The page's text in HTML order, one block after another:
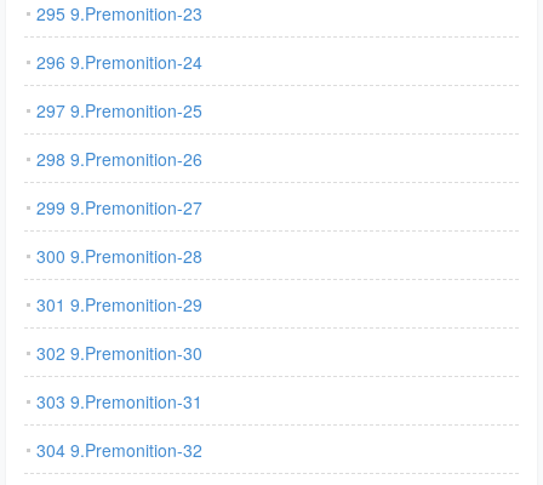
295 9.Premonition-23
296 9.Premonition-24
297 9.Premonition-25
298 9.Premonition-26
299 9.Premonition-27
300 9.Premonition-28
301 9.Premonition-29
302 9.Premonition-30
303 9.Premonition-31
304 9.Premonition-32